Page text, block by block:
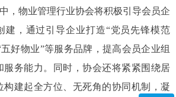
，物业管理行业协会将积极引导会员企
建，通过引导企业打造“党员先锋模范
好物业”等服务品牌，提高会员企业组
服务能力。同时，协会还将紧紧围绕居
构建起全方位、无死角的协同机制，凝